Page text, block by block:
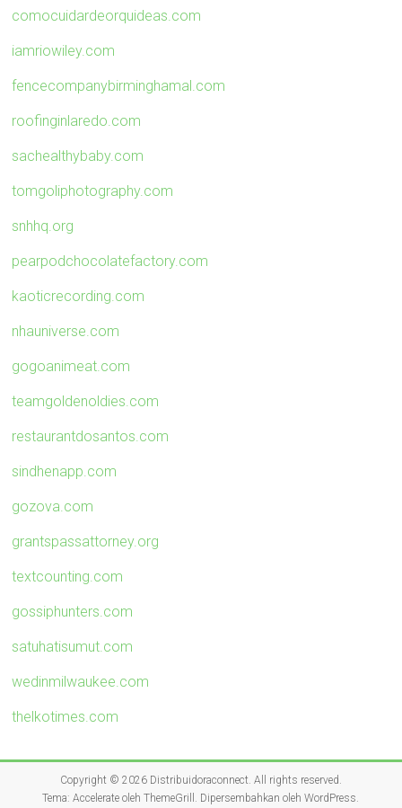
comocuidardeorquideas.com
iamriowiley.com
fencecompanybirminghamal.com
roofinginlaredo.com
sachealthybaby.com
tomgoliphotography.com
snhhq.org
pearpodchocolatefactory.com
kaoticrecording.com
nhauniverse.com
gogoanimeat.com
teamgoldenoldies.com
restaurantdosantos.com
sindhenapp.com
gozova.com
grantspassattorney.org
textcounting.com
gossiphunters.com
satuhatisumut.com
wedinmilwaukee.com
thelkotimes.com
Copyright © 2026 Distribuidoraconnect. All rights reserved.
Tema:Accelerate oleh ThemeGrill. Dipersembahkan olehWordPress.